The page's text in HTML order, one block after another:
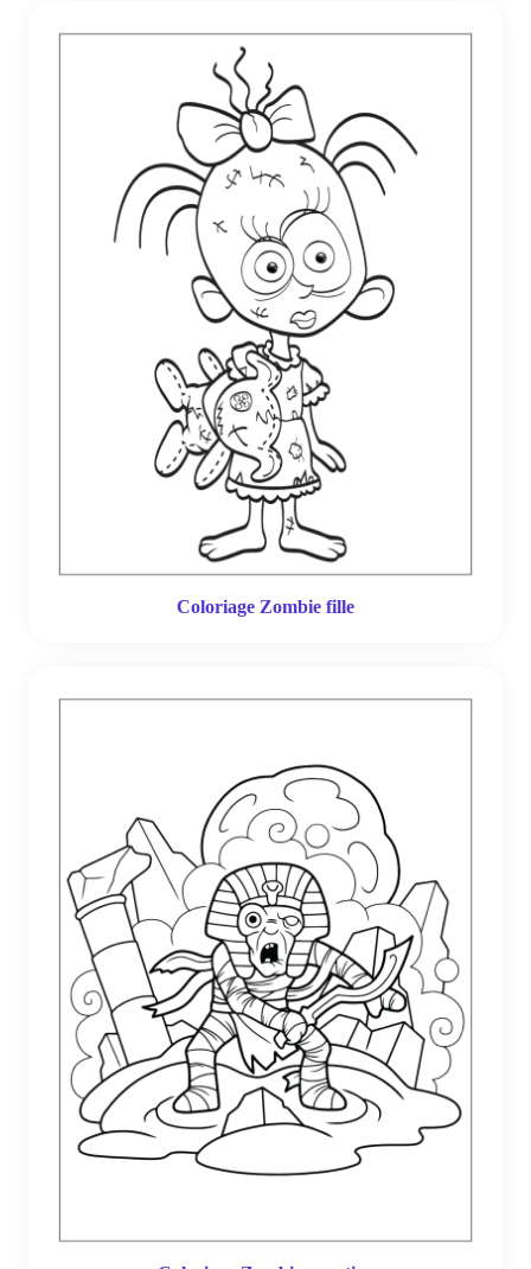
Coloriage Zombie fille